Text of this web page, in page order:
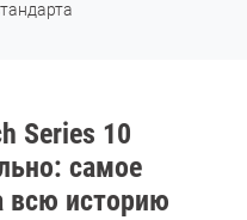
Series 10
самое
всю историю